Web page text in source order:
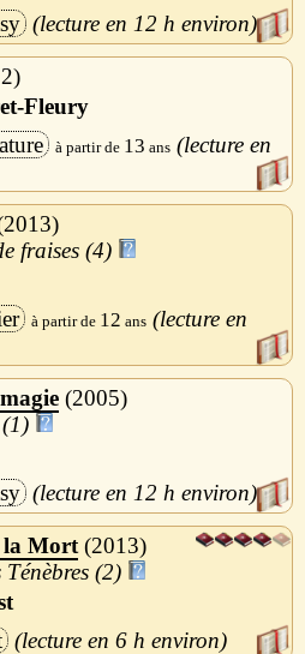
12 h
Fleury
13
2013
fraises (4)
12
2005
12 h
la Mort 2013
(2)
6 h